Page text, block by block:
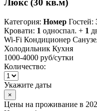
Люкс (30 кв.м)
Категория: Номер Гостей:
Кровати: 1 односпал. + 1
Wi-Fi Кондиционер
Холодильник Кухня
1000-4000 руб/сутки
Количество:
Укажите даты
×
Цены на проживание в